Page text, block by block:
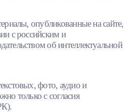
опубликованные на сайте,
с российским и
об интеллектуальной
фото, аудио и
только с согласия